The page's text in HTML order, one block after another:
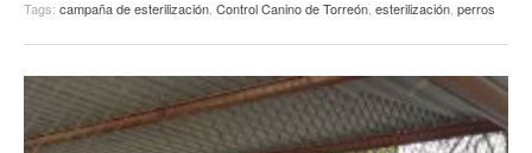
Tags: campaña de esterilización Control Canino de Torreón esterilización perros